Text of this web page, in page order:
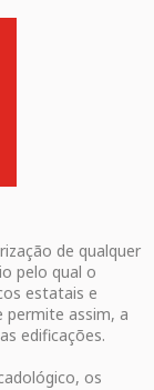
de qualquer
pelo qual o
estatais e
permite assim, a
edificações.
os